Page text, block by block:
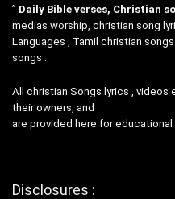
” Daily Bible verses, Christian
medias worship, christian song
Languages , Tamil christian
songs .
All christian Songs lyrics ,
their owners, and
are provided here for educational
Disclosures :